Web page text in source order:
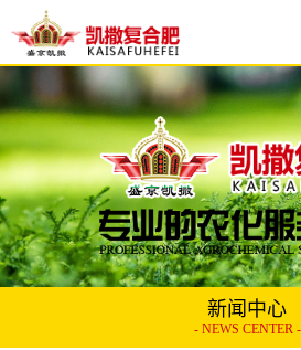
新闻中心
- NEWS CENTER -